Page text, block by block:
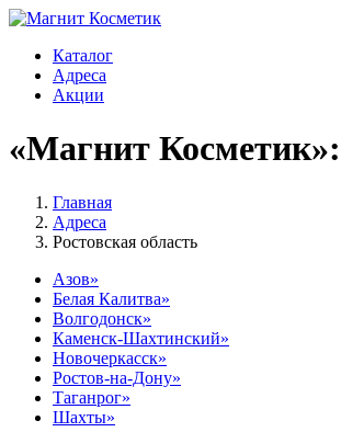
Каталог
Адреса
Акции
«Магнит Косметик»:
Главная
Адреса
Ростовская область
Азов»
Белая Калитва»
Волгодонск»
Каменск-Шахтинский»
Новочеркасск»
Ростов-на-Дону»
Таганрог»
Шахты»